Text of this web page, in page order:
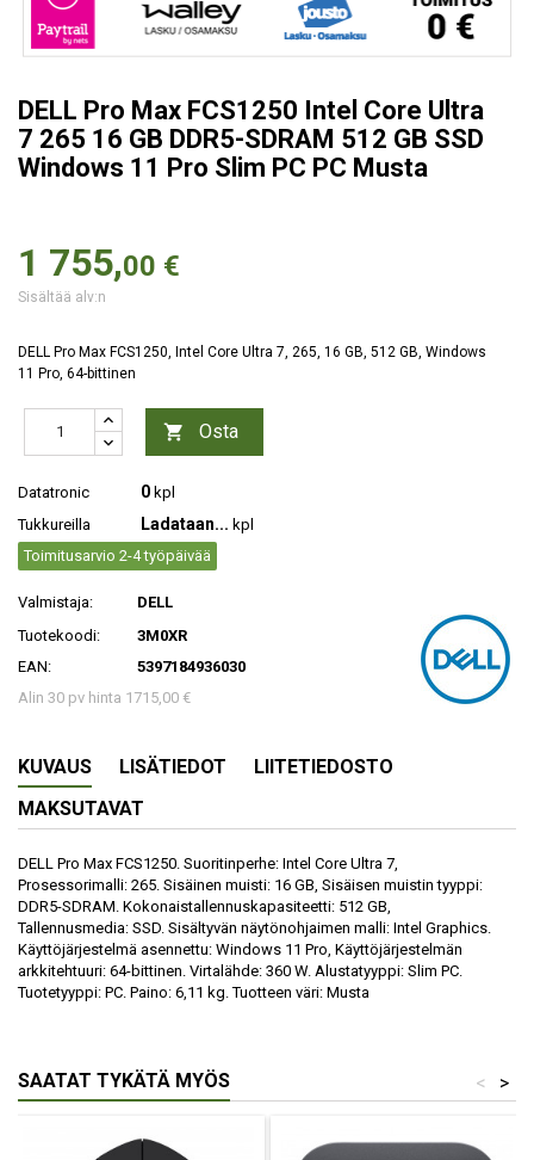
DELL Pro Max FCS1250 Intel Core Ultra
7 265 16 GB DDR5-SDRAM 512 GB SSD
Windows 11 Pro Slim PC PC Musta
1 755,00 €
Sisältää alv:n
DELL Pro Max FCS1250, Intel Core Ultra 7, 265, 16 GB, 512 GB, Windows
11 Pro, 64-bittinen
 Osta
Datatronic 0 kpl
Tukkureilla
Ladataan... kpl
Toimitusarvio 2-4 työpäivää
Valmistaja:
DELL
Tuotekoodi:
3M0XR
EAN:
5397184936030
Alin 30 pv hinta 1715,00 €
KUVAUS LISÄTIEDOT
LIITETIEDOSTO
MAKSUTAVAT
DELL Pro Max FCS1250. Suoritinperhe: Intel Core Ultra 7,
Prosessorimalli: 265. Sisäinen muisti: 16 GB, Sisäisen muistin tyyppi:
DDR5-SDRAM. Kokonaistallennuskapasiteetti: 512 GB,
Tallennusmedia: SSD. Sisältyvän näytönohjaimen malli: Intel Graphics.
Käyttöjärjestelmä asennettu: Windows 11 Pro, Käyttöjärjestelmän
arkkitehtuuri: 64-bittinen. Virtalähde: 360 W. Alustatyyppi: Slim PC.
Tuotetyyppi: PC. Paino: 6,11 kg. Tuotteen väri: Musta
SAATAT TYKÄTÄ MYÖS >
<